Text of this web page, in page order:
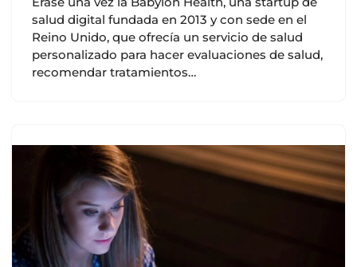
salud digital fundada en 2013 y con sede en el
Reino Unido, que ofrecía un servicio de salud
personalizado para hacer evaluaciones de salud,
recomendar tratamientos…